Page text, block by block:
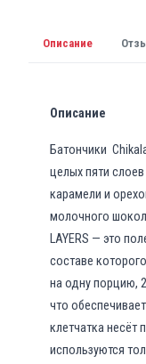
l
C
k
a
L
a
y
Описание
Описание
Батончики
целых пяти слоев
карамели и
молочного
LAYERS — это
составе
на одну порцию,
что
клетчатка несёт
используются